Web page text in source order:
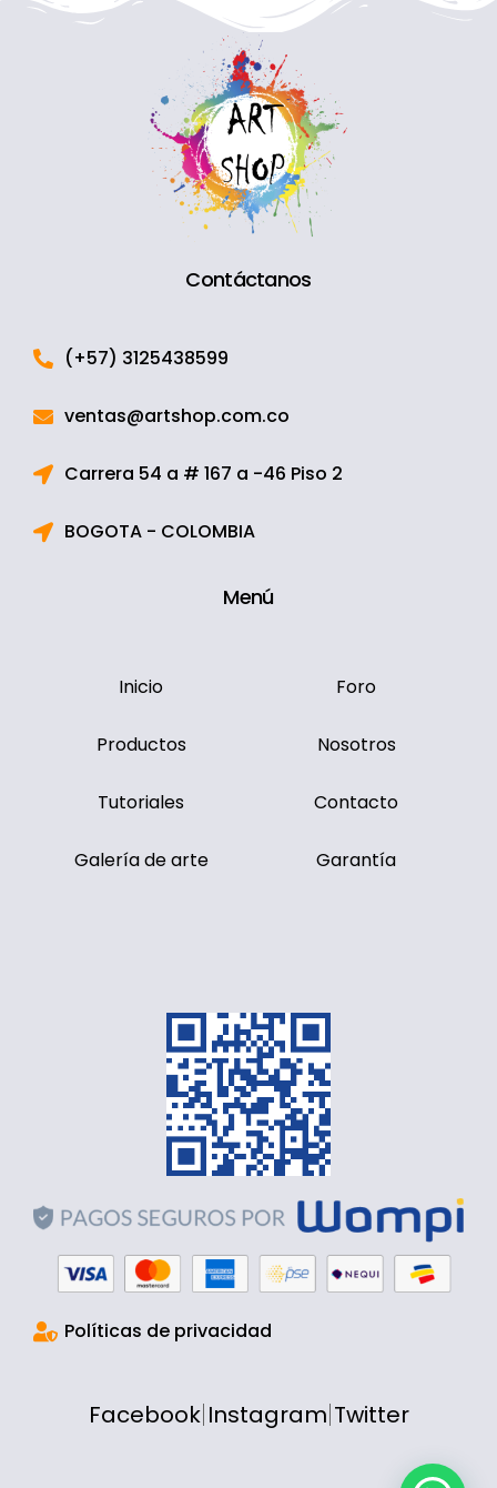
Contáctanos
(+57) 3125438599
ventas@artshop.com.co
Carrera 54 a # 167 a -46 Piso 2
BOGOTA - COLOMBIA
Menú
Inicio
Productos
Tutoriales
Galería de arte
Foro
Nosotros
Contacto
Garantía
Políticas de privacidad
Facebook Instagram Twitter